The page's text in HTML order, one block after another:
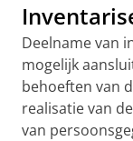
Deelname van
mogelijk
behoeften van
realisatie van
van